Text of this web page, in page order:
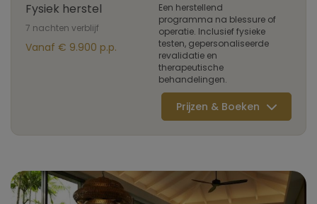
Fysiek herstel
7 nachten verblijf
Vanaf € 9.900 p.p.
Een herstellend
programma na blessure of
operatie. Inclusief fysieke
testen, gepersonaliseerde
revalidatie en
therapeutische
behandelingen.
Prijzen & Boeken